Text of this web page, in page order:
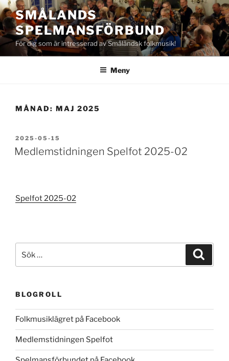
Hoppa
till
innehåll
SMÅLANDS
SPELMANSFÖRBUND
För dig som är intresserad av Småländsk folkmusik!
Meny
MÅNAD: MAJ 2025
PUBLICERAT
2025-05-15
Medlemstidningen Spelfot 2025-02
Spelfot 2025-02
efter:
BLOGROLL
Folkmusiklägret på Facebook
Medlemstidningen Spelfot